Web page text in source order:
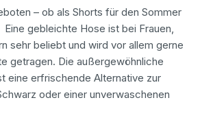
– ob als Shorts für den Sommer
gebleichte Hose ist bei Frauen,
sehr beliebt und wird vor allem gerne
getragen. Die außergewöhnliche
eine erfrischende Alternative zur
oder einer unverwaschenen